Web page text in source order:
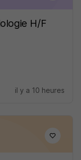
H/F
il y a 10 heures